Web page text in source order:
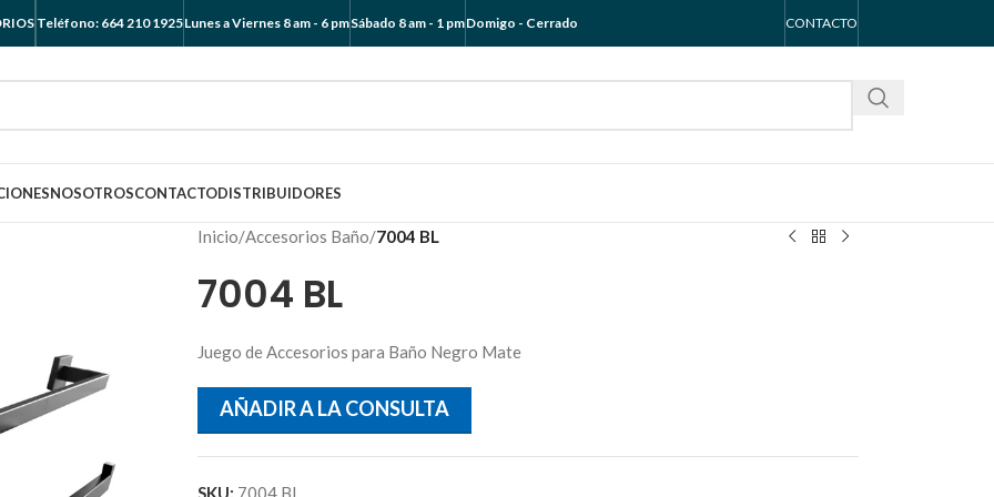
Teléfono: 664 210 1925Lunes a Viernes 8 am - 6 pmSábado 8 am - 1 pmDomigo - Cerrado CONTACTO
NOSOTROSCONTACTODISTRIBUIDORES
Inicio/Accesorios Baño/7004 BL
7004 BL
Juego de Accesorios para Baño Negro Mate
AÑADIR A LA CONSULTA
SKU: 7004 BL